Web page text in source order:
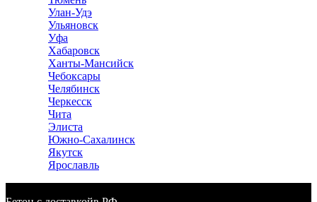
Улан-Удэ
Ульяновск
Уфа
Хабаровск
Ханты-Мансийск
Чебоксары
Челябинск
Черкесск
Чита
Элиста
Южно-Сахалинск
Якутск
Ярославль